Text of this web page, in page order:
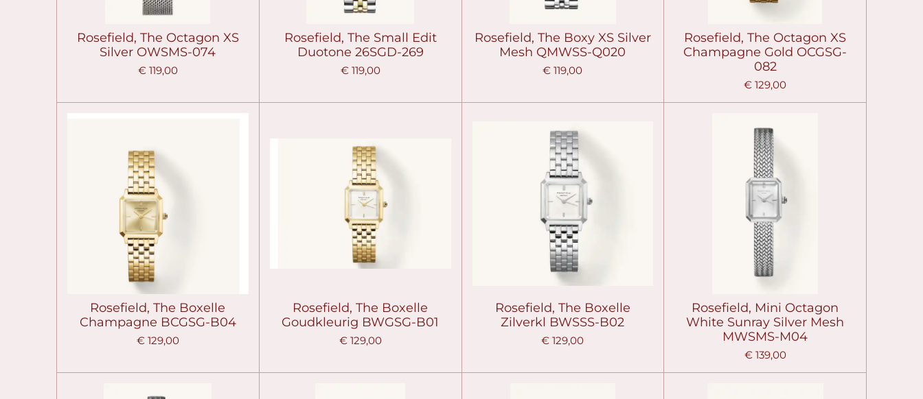
Rosefield, The Octagon XS
Silver OWSMS-074
€ 119,00
Rosefield, The Small Edit
Duotone 26SGD-269
€ 119,00
Rosefield, The Boxy XS Silver
Mesh QMWSS-Q020
€ 119,00
Rosefield, The Octagon XS
Champagne Gold OCGSG-
082
€ 129,00
Rosefield, The Boxelle
Champagne BCGSG-B04
€ 129,00
Rosefield, The Boxelle
Goudkleurig BWGSG-B01
€ 129,00
Rosefield, The Boxelle
Zilverkl BWSSS-B02
€ 129,00
Rosefield, Mini Octagon
White Sunray Silver Mesh
MWSMS-M04
€ 139,00